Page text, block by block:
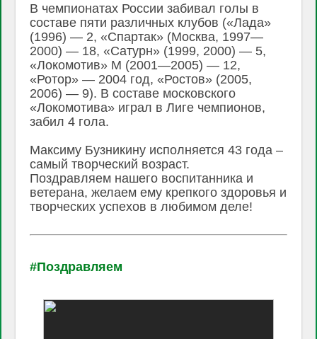
В чемпионатах России забивал голы в
составе пяти различных клубов («Лада»
(1996) — 2, «Спартак» (Москва, 1997—
2000) — 18, «Сатурн» (1999, 2000) — 5,
«Локомотив» М (2001—2005) — 12,
«Ротор» — 2004 год, «Ростов» (2005,
2006) — 9). В составе московского
«Локомотива» играл в Лиге чемпионов,
забил 4 гола.
Максиму Бузникину исполняется 43 года –
самый творческий возраст.
Поздравляем нашего воспитанника и
ветерана, желаем ему крепкого здоровья и
творческих успехов в любимом деле!
#Поздравляем